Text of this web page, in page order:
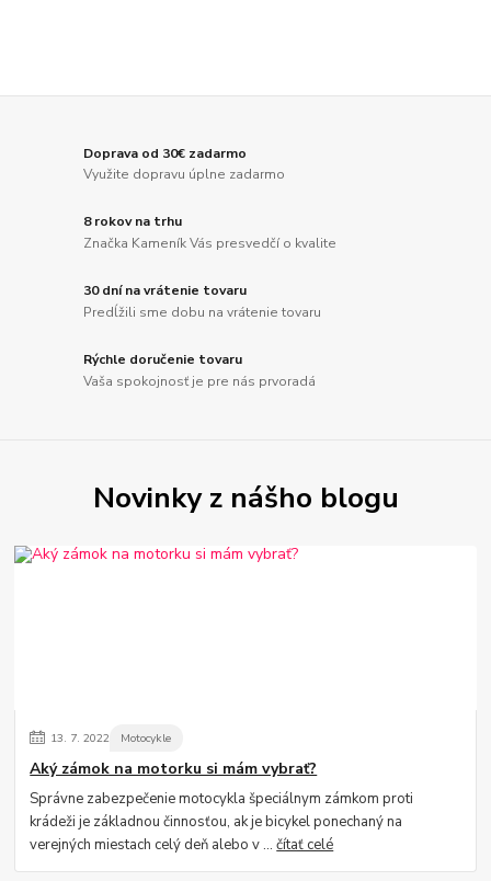
Doprava od 30€ zadarmo
Využite dopravu úplne zadarmo
8 rokov na trhu
Značka Kameník Vás presvedčí o kvalite
30 dní na vrátenie tovaru
Predĺžili sme dobu na vrátenie tovaru
Rýchle doručenie tovaru
Vaša spokojnosť je pre nás prvoradá
Novinky z nášho blogu
13. 7. 2022 Motocykle
Aký zámok na motorku si mám vybrať?
Správne zabezpečenie motocykla špeciálnym zámkom proti
krádeži je základnou činnosťou, ak je bicykel ponechaný na
verejných miestach celý deň alebo v ...čítať celé